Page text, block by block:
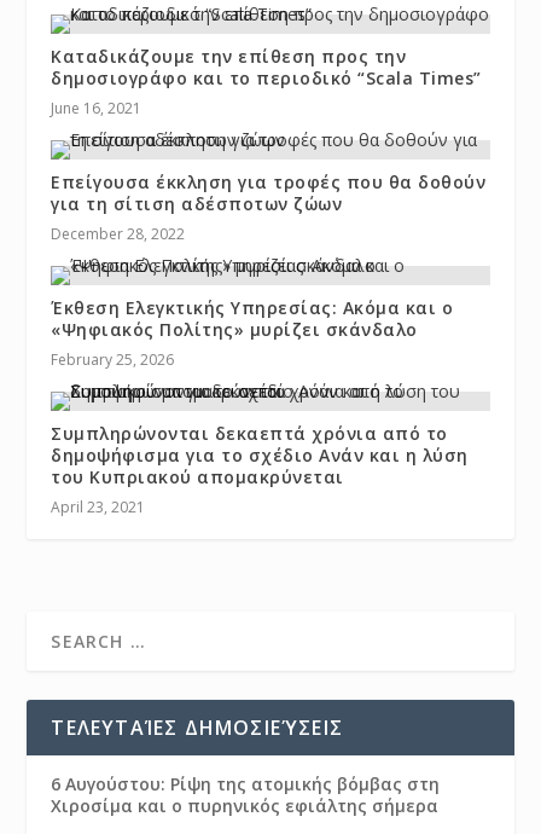
Καταδικάζουμε την επίθεση προς την
δημοσιογράφο και το περιοδικό “Scala Times”
June 16, 2021
Επείγουσα έκκληση για τροφές που θα δοθούν
για τη σίτιση αδέσποτων ζώων
December 28, 2022
Έκθεση Ελεγκτικής Υπηρεσίας: Ακόμα και ο
«Ψηφιακός Πολίτης» μυρίζει σκάνδαλο
February 25, 2026
Συμπληρώνονται δεκαεπτά χρόνια από το
δημοψήφισμα για το σχέδιο Ανάν και η λύση
του Κυπριακού απομακρύνεται
April 23, 2021
ΤΕΛΕΥΤΑΊΕΣ ΔΗΜΟΣΙΕΎΣΕΙΣ
6 Αυγούστου: Ρίψη της ατομικής βόμβας στη
Χιροσίμα και ο πυρηνικός εφιάλτης σήμερα